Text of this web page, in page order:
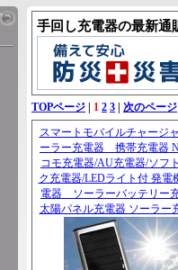
手回し充電器の最新通
TOPページ 1 2 3
次のページ
スマートモバイルチャージ
ーラー充電器 携帯充電器
コモ充電器/AU充電器/ソフ
ク充電器/LEDライト付 発
電器 ソーラーバッテリー
太陽パネル充電器 ソーラー